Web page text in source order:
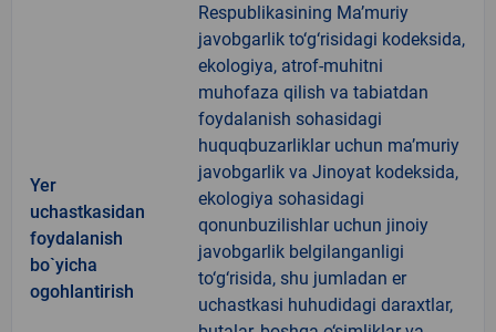
Yer
uchastkasidan
foydalanish
bo`yicha
ogohlantirish
Respublikasining Ma’muriy
javobgarlik to‘g‘risidagi kodeksida,
ekologiya, atrof-muhitni
muhofaza qilish va tabiatdan
foydalanish sohasidagi
huquqbuzarliklar uchun ma’muriy
javobgarlik va Jinoyat kodeksida,
ekologiya sohasidagi
qonunbuzilishlar uchun jinoiy
javobgarlik belgilanganligi
to‘g‘risida, shu jumladan er
uchastkasi huhudidagi daraxtlar,